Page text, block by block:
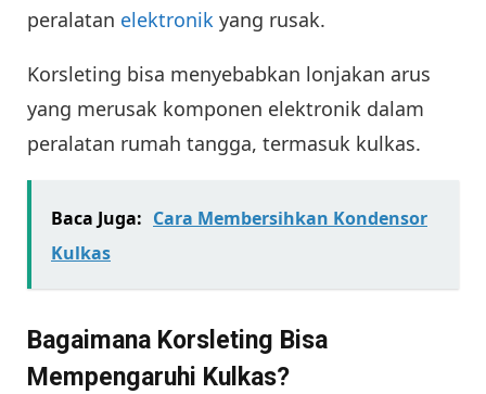
peralatan elektronik yang rusak.
Korsleting bisa menyebabkan lonjakan arus
yang merusak komponen elektronik dalam
peralatan rumah tangga, termasuk kulkas.
Baca Juga: Cara Membersihkan Kondensor
Kulkas
Bagaimana Korsleting Bisa
Mempengaruhi Kulkas?